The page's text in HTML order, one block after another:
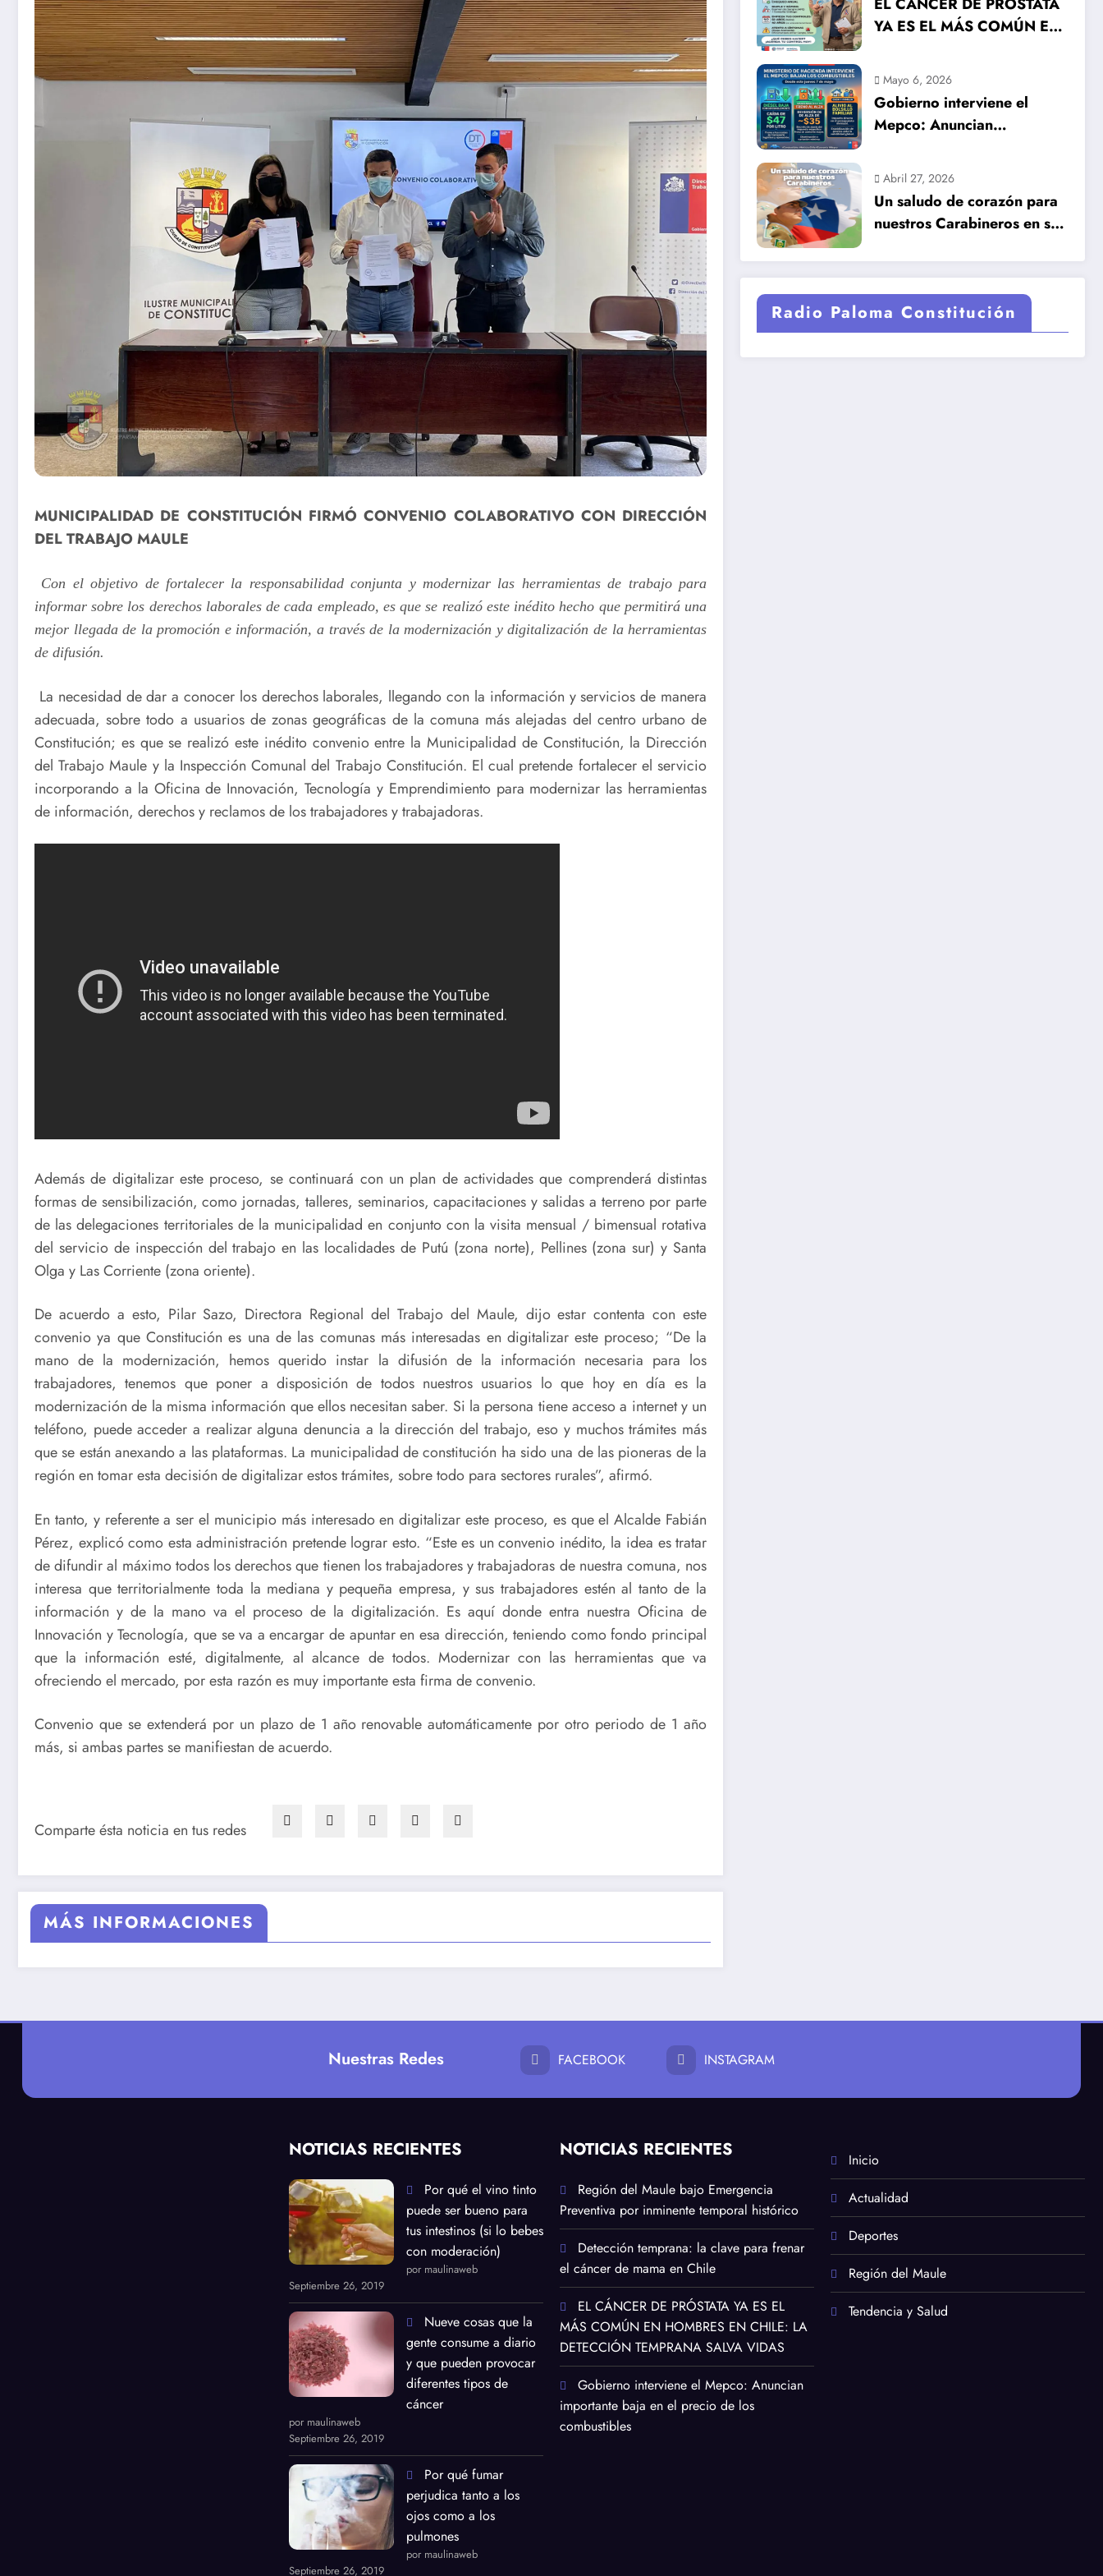
MUNICIPALIDAD DE CONSTITUCIÓN FIRMÓ CONVENIO COLABORATIVO CON DIRECCIÓN
DEL TRABAJO MAULE
Con el objetivo de fortalecer la responsabilidad conjunta y modernizar las herramientas de trabajo para
informar sobre los derechos laborales de cada empleado, es que se realizó este inédito hecho que permitirá una
mejor llegada de la promoción e información, a través de la modernización y digitalización de la herramientas
de difusión.
La necesidad de dar a conocer los derechos laborales, llegando con la información y servicios de manera
adecuada, sobre todo a usuarios de zonas geográficas de la comuna más alejadas del centro urbano de
Constitución; es que se realizó este inédito convenio entre la Municipalidad de Constitución, la Dirección
del Trabajo Maule y la Inspección Comunal del Trabajo Constitución. El cual pretende fortalecer el servicio
incorporando a la Oficina de Innovación, Tecnología y Emprendimiento para modernizar las herramientas
de información, derechos y reclamos de los trabajadores y trabajadoras.
Además de digitalizar este proceso, se continuará con un plan de actividades que comprenderá distintas
formas de sensibilización, como jornadas, talleres, seminarios, capacitaciones y salidas a terreno por parte
de las delegaciones territoriales de la municipalidad en conjunto con la visita mensual / bimensual rotativa
del servicio de inspección del trabajo en las localidades de Putú (zona norte), Pellines (zona sur) y Santa
Olga y Las Corriente (zona oriente).
De acuerdo a esto, Pilar Sazo, Directora Regional del Trabajo del Maule, dijo estar contenta con este
convenio ya que Constitución es una de las comunas más interesadas en digitalizar este proceso; “De la
mano de la modernización, hemos querido instar la difusión de la información necesaria para los
trabajadores, tenemos que poner a disposición de todos nuestros usuarios lo que hoy en día es la
modernización de la misma información que ellos necesitan saber. Si la persona tiene acceso a internet y un
teléfono, puede acceder a realizar alguna denuncia a la dirección del trabajo, eso y muchos trámites más
que se están anexando a las plataformas. La municipalidad de constitución ha sido una de las pioneras de la
región en tomar esta decisión de digitalizar estos trámites, sobre todo para sectores rurales”, afirmó.
En tanto, y referente a ser el municipio más interesado en digitalizar este proceso, es que el Alcalde Fabián
Pérez, explicó como esta administración pretende lograr esto. “Este es un convenio inédito, la idea es tratar
de difundir al máximo todos los derechos que tienen los trabajadores y trabajadoras de nuestra comuna, nos
interesa que territorialmente toda la mediana y pequeña empresa, y sus trabajadores estén al tanto de la
información y de la mano va el proceso de la digitalización. Es aquí donde entra nuestra Oficina de
Innovación y Tecnología, que se va a encargar de apuntar en esa dirección, teniendo como fondo principal
que la información esté, digitalmente, al alcance de todos. Modernizar con las herramientas que va
ofreciendo el mercado, por esta razón es muy importante esta firma de convenio.
Convenio que se extenderá por un plazo de 1 año renovable automáticamente por otro periodo de 1 año
más, si ambas partes se manifiestan de acuerdo.
Comparte ésta noticia en tus redes
MÁS INFORMACIONES
YA ES EL MÁS COMÚN EN
DETECCIÓN TEMPRANA
SALVA VIDAS
Mayo 6, 2026
Gobierno interviene el
Mepco: Anuncian
precio de los combustibles
Abril 27, 2026
Un saludo de corazón para
nuestros Carabineros en su
Radio Paloma Constitución
Nuestras Redes FACEBOOK INSTAGRAM
NOTICIAS RECIENTES
Por qué el vino tinto
puede ser bueno para
tus intestinos (si lo bebes
con moderación)
por maulinaweb
Septiembre 26, 2019
Nueve cosas que la
gente consume a diario
y que pueden provocar
diferentes tipos de
cáncer
por maulinaweb
Septiembre 26, 2019
Por qué fumar
perjudica tanto a los
ojos como a los
pulmones
por maulinaweb
Septiembre 26, 2019
NOTICIAS RECIENTES
Región del Maule bajo Emergencia
Preventiva por inminente temporal histórico
Detección temprana: la clave para frenar
el cáncer de mama en Chile
EL CÁNCER DE PRÓSTATA YA ES EL
MÁS COMÚN EN HOMBRES EN CHILE: LA
DETECCIÓN TEMPRANA SALVA VIDAS
Gobierno interviene el Mepco: Anuncian
importante baja en el precio de los
combustibles
Inicio
Actualidad
Deportes
Región del Maule
Tendencia y Salud